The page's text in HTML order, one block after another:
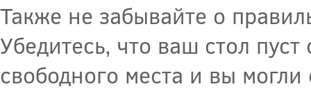
Также не забывайте о
Убедитесь, что ваш стол
свободного места и вы могли